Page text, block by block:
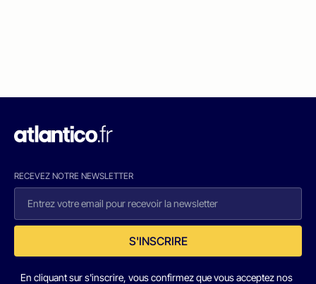
RECEVEZ NOTRE NEWSLETTER
S'INSCRIRE
En cliquant sur s'inscrire, vous confirmez que vous acceptez nos